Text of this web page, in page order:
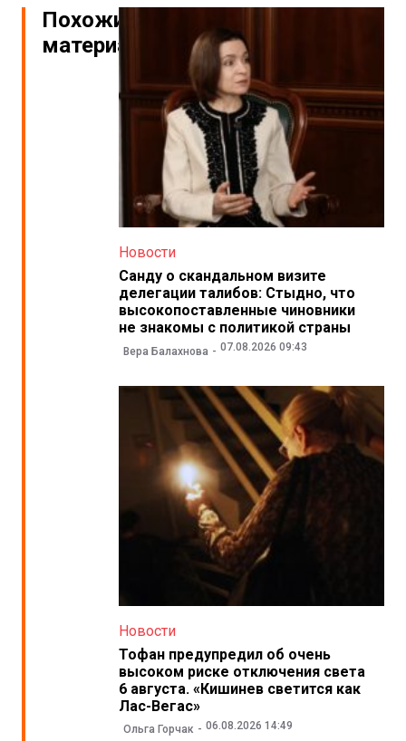
Похожие
материалы
Новости
Санду о скандальном визите
делегации талибов: Стыдно, что
высокопоставленные чиновники
не знакомы с политикой страны
Вера Балахнова 07.08.2026 09:43
Новости
Тофан предупредил об очень
высоком риске отключения света
6 августа. «Кишинев светится как
Лас-Вегас»
Ольга Горчак 06.08.2026 14:49